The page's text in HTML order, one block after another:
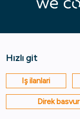
Hızlı git
Iş ilanlari
Direk basvur